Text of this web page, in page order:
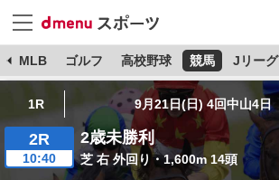
MLB ゴルフ 高校野球 競馬 Jリーグ
1R 9月21日(日) 4回中山4日
2R
10:40
2歳未勝利
芝 右 外回り・1,600m 14頭